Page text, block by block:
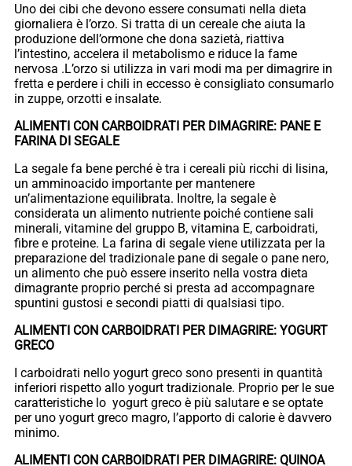
Uno dei cibi che devono essere consumati nella dieta
giornaliera è l’orzo. Si tratta di un cereale che aiuta la
produzione dell’ormone che dona sazietà, riattiva
l’intestino, accelera il metabolismo e riduce la fame
nervosa .L’orzo si utilizza in vari modi ma per dimagrire in
fretta e perdere i chili in eccesso è consigliato consumarlo
in zuppe, orzotti e insalate.
ALIMENTI CON CARBOIDRATI PER DIMAGRIRE: PANE E
FARINA DI SEGALE
La segale fa bene perché è tra i cereali più ricchi di lisina,
un amminoacido importante per mantenere
un’alimentazione equilibrata. Inoltre, la segale è
considerata un alimento nutriente poiché contiene sali
minerali, vitamine del gruppo B, vitamina E, carboidrati,
fibre e proteine. La farina di segale viene utilizzata per la
preparazione del tradizionale pane di segale o pane nero,
un alimento che può essere inserito nella vostra dieta
dimagrante proprio perché si presta ad accompagnare
spuntini gustosi e secondi piatti di qualsiasi tipo.
ALIMENTI CON CARBOIDRATI PER DIMAGRIRE: YOGURT
GRECO
I carboidrati nello yogurt greco sono presenti in quantità
inferiori rispetto allo yogurt tradizionale. Proprio per le sue
caratteristiche lo yogurt greco è più salutare e se optate
per uno yogurt greco magro, l’apporto di calorie è davvero
minimo.
ALIMENTI CON CARBOIDRATI PER DIMAGRIRE: QUINOA